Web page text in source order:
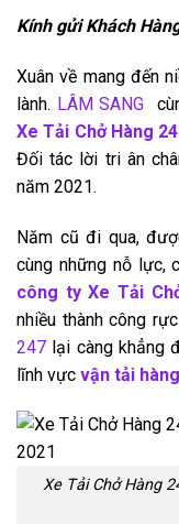
Kính gửi Khách
Xuân về mang đến
lành. LÂM SANG
Xe Tải Chở Hàng
Đối tác lời tri ân
năm 2021.
Năm cũ đi qua,
cùng những nỗ lực,
công ty Xe Tải
nhiều thành công
247 lại càng khẳng
lĩnh vực vận tải
Xe Tải Chở Hàng